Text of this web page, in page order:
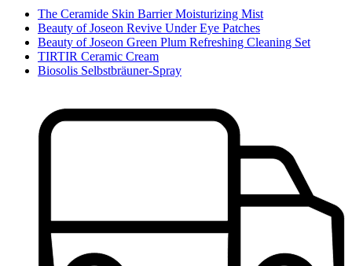
The Ceramide Skin Barrier Moisturizing Mist
Beauty of Joseon Revive Under Eye Patches
Beauty of Joseon Green Plum Refreshing Cleaning Set
TIRTIR Ceramic Cream
Biosolis Selbstbräuner-Spray